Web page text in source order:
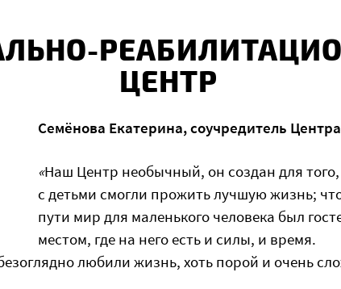
ЦЕНТР
Семёнова Екатерина, соучредитель
«Наш Центр необычный, он создан для
с детьми смогли прожить лучшую жизнь;
пути мир для маленького человека был
местом, где на него есть и силы, и время.
любили жизнь, хоть порой и очень